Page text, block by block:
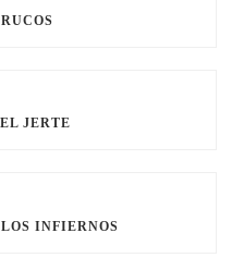
JERTE
INFIERNOS